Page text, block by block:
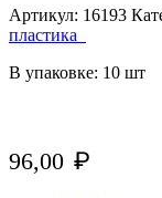
Артикул: 16193
пластика
В упаковке: 10 шт
96,00 ₽